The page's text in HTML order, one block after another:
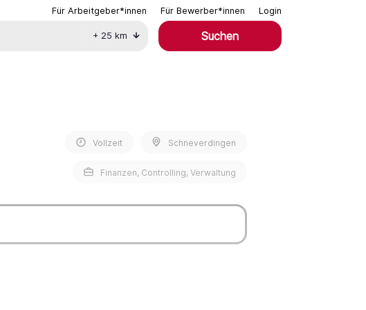
Für Arbeitgeber*innen Für Bewerber*innen Login
+ 25 km Suchen
Vollzeit Schneverdingen
Finanzen, Controlling, Verwaltung